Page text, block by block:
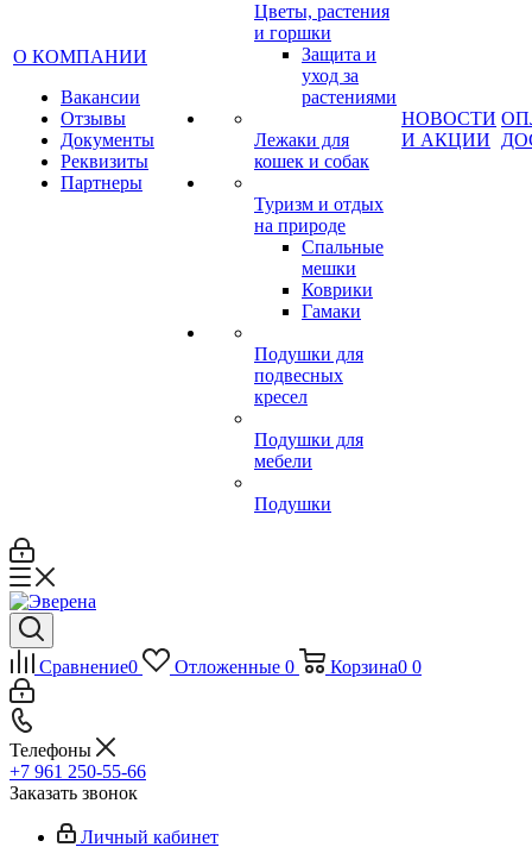
О КОМПАНИИ
Вакансии
Отзывы
Документы
Реквизиты
Партнеры
Цветы, растения
и горшки
Защита и
уход за
растениями
Лежаки для
кошек и собак
Туризм и отдых
на природе
Спальные
мешки
Коврики
Гамаки
Подушки для
подвесных
кресел
Подушки для
мебели
Подушки
НОВОСТИ
И АКЦИИ
Сравнение0 Отложенные 0 Корзина0 0
Телефоны
+7 961 250-55-66
Заказать звонок
Личный кабинет